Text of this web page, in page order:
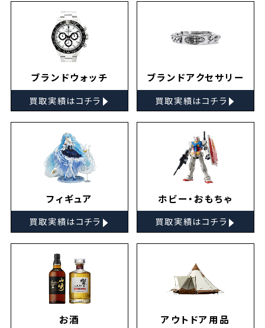
ブランドウォッチ
買取実績はコチラ ▸
ブランドアクセサリー
買取実績はコチラ ▸
フィギュア
買取実績はコチラ ▸
ホビー・おもちゃ
買取実績はコチラ ▸
お酒 アウトドア用品